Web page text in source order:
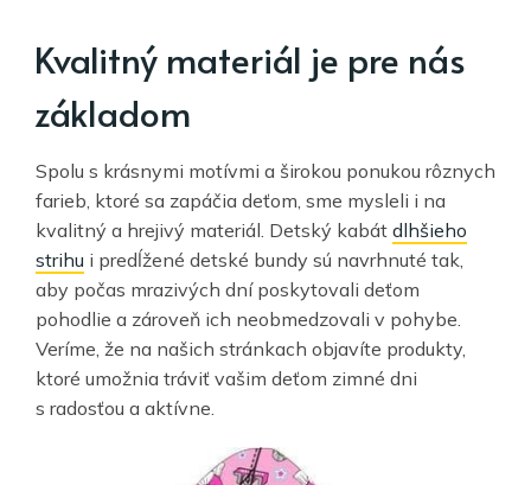
Kvalitný materiál je pre nás
základom
Spolu s krásnymi motívmi a širokou ponukou rôznych
farieb, ktoré sa zapáčia deťom, sme mysleli i na
kvalitný a hrejivý materiál. Detský kabát dlhšieho
strihu i predĺžené detské bundy sú navrhnuté tak,
aby počas mrazivých dní poskytovali deťom
pohodlie a zároveň ich neobmedzovali v pohybe.
Veríme, že na našich stránkach objavíte produkty,
ktoré umožnia tráviť vašim deťom zimné dni
s radosťou a aktívne.